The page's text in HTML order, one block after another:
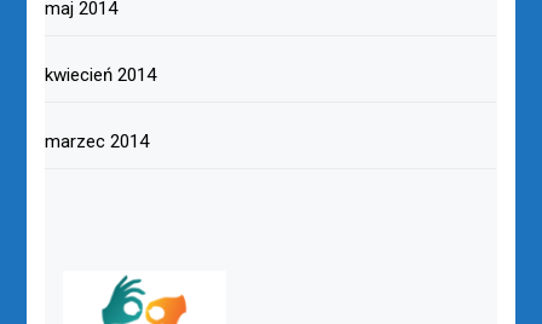
maj 2014
kwiecień 2014
marzec 2014